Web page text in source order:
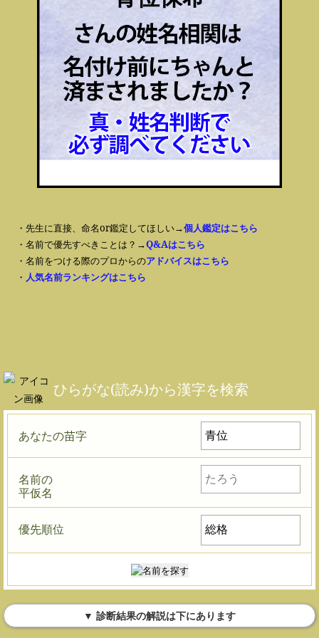
・先生に直接、命名or鑑定してほしい→個人鑑定はこちら
・名前で優先すべきことは？→Q&Aはこちら
・名前をつける際のプロからのアドバイスはこちら
・ 人気名前ランキングはこちら
ひらがな(読み)から漢字を検索
あなたの苗字
名前の
平仮名
優先順位
▼ 診断結果の解説は下にあります